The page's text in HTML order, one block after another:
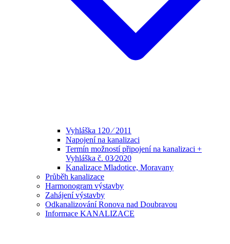
Vyhláška 120 ⁄ 2011
Napojení na kanalizaci
Termín možností připojení na kanalizaci +
Vyhláška č. 03⁄2020
Kanalizace Mladotice, Moravany
Průběh kanalizace
Harmonogram výstavby
Zahájení výstavby
Odkanalizování Ronova nad Doubravou
Informace KANALIZACE